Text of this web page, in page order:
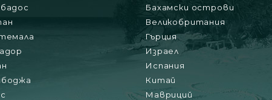
Бахамски острови
Великобритания
Гърция
Израел
Испания
Китай
Мавриций